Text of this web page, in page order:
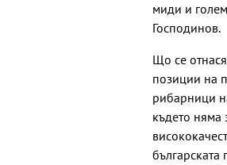
миди и
Господинов.
Що се
позиции на
рибарници
където няма
българската